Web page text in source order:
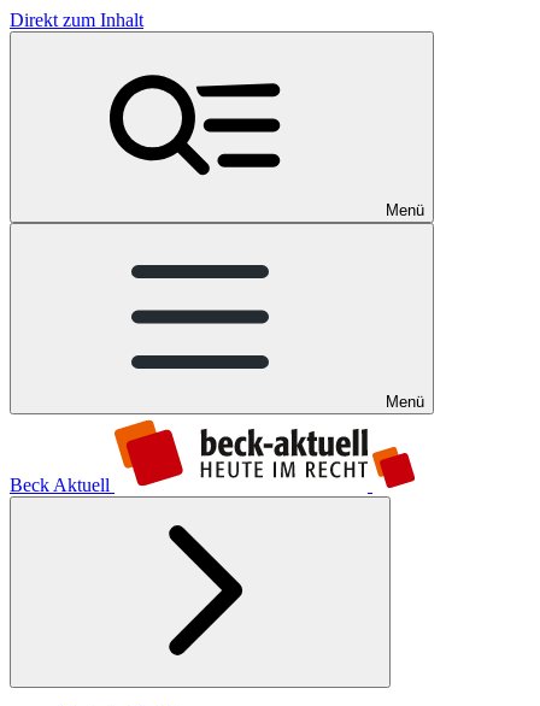
Direkt zum Inhalt
Menü
Menü
Beck Aktuell